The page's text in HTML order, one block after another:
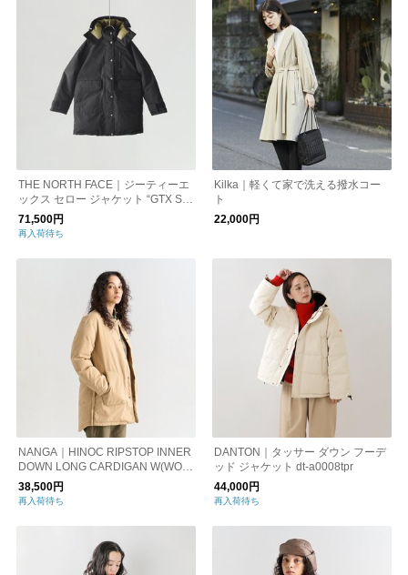
THE NORTH FACE｜ジーティーエ
ックス セロー ジャケット “GTX Ser
ow Jacket” ndw92534
71,500円
再入荷待ち
Kilka｜軽くて家で洗える撥水コー
ト
22,000円
NANGA｜HINOC RIPSTOP INNER
DOWN LONG CARDIGAN W(WOM
EN)
38,500円
再入荷待ち
DANTON｜タッサー ダウン フーデ
ッド ジャケット dt-a0008tpr
44,000円
再入荷待ち